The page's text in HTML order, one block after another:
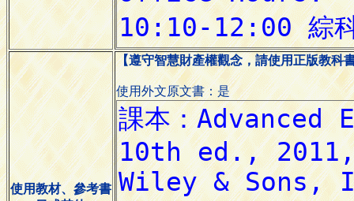
使用教材、參考書
【遵守智慧財產權觀念，請使用正版教科
使用外文原文書：是